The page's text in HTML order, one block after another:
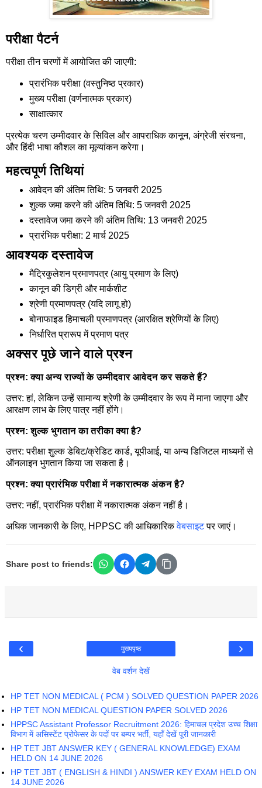
परीक्षा पैटर्न
परीक्षा तीन चरणों में आयोजित की जाएगी:
प्रारंभिक परीक्षा (वस्तुनिष्ठ प्रकार)
मुख्य परीक्षा (वर्णनात्मक प्रकार)
साक्षात्कार
प्रत्येक चरण उम्मीदवार के सिविल और आपराधिक कानून, अंग्रेजी संरचना,
और हिंदी भाषा कौशल का मूल्यांकन करेगा।
महत्वपूर्ण तिथियां
आवेदन की अंतिम तिथि: 5 जनवरी 2025
शुल्क जमा करने की अंतिम तिथि: 5 जनवरी 2025
दस्तावेज जमा करने की अंतिम तिथि: 13 जनवरी 2025
प्रारंभिक परीक्षा: 2 मार्च 2025
आवश्यक दस्तावेज
मैट्रिकुलेशन प्रमाणपत्र (आयु प्रमाण के लिए)
कानून की डिग्री और मार्कशीट
श्रेणी प्रमाणपत्र (यदि लागू हो)
बोनाफाइड हिमाचली प्रमाणपत्र (आरक्षित श्रेणियों के लिए)
निर्धारित प्रारूप में प्रमाण पत्र
अक्सर पूछे जाने वाले प्रश्न
प्रश्न: क्या अन्य राज्यों के उम्मीदवार आवेदन कर सकते हैं?
उत्तर: हां, लेकिन उन्हें सामान्य श्रेणी के उम्मीदवार के रूप में माना जाएगा और
आरक्षण लाभ के लिए पात्र नहीं होंगे।
प्रश्न: शुल्क भुगतान का तरीका क्या है?
उत्तर: परीक्षा शुल्क डेबिट/क्रेडिट कार्ड, यूपीआई, या अन्य डिजिटल माध्यमों से
ऑनलाइन भुगतान किया जा सकता है।
प्रश्न: क्या प्रारंभिक परीक्षा में नकारात्मक अंकन है?
उत्तर: नहीं, प्रारंभिक परीक्षा में नकारात्मक अंकन नहीं है।
अधिक जानकारी के लिए, HPPSC की आधिकारिकवेबसाइटपर जाएं।
Share post to friends:
‹ ›
मुख्यपृष्ठ
वेब वर्शन देखें
HP TET NON MEDICAL ( PCM ) SOLVED QUESTION PAPER 2026
HP TET NON MEDICAL QUESTION PAPER SOLVED 2026
HPPSC Assistant Professor Recruitment 2026: हिमाचल प्रदेश उच्च शिक्षा
विभाग में असिस्टेंट प्रोफेसर के पदों पर बम्पर भर्ती, यहाँ देखें पूरी जानकारी
HP TET JBT ANSWER KEY ( GENERAL KNOWLEDGE) EXAM
HELD ON 14 JUNE 2026
HP TET JBT ( ENGLISH & HINDI ) ANSWER KEY EXAM HELD ON
14 JUNE 2026